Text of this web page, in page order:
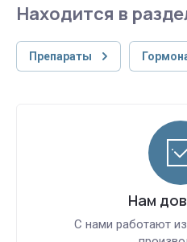
Находится в
Препараты
Нам
С нами работают